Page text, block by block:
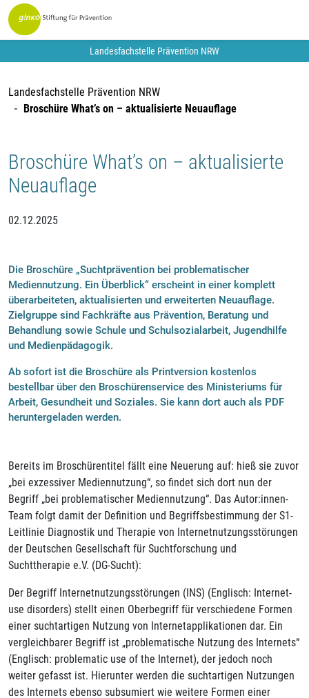
Landesfachstelle Prävention NRW
Landesfachstelle Prävention NRW
Broschüre What’s on – aktualisierte Neuauflage
Broschüre What’s on – aktualisierte
Neuauflage
02.12.2025
Die Broschüre „Suchtprävention bei problematischer
Mediennutzung. Ein Überblick“ erscheint in einer komplett
überarbeiteten, aktualisierten und erweiterten Neuauflage.
Zielgruppe sind Fachkräfte aus Prävention, Beratung und
Behandlung sowie Schule und Schulsozialarbeit, Jugendhilfe
und Medienpädagogik.
Ab sofort ist die Broschüre als Printversion kostenlos
bestellbar über den Broschürenservice des Ministeriums für
Arbeit, Gesundheit und Soziales. Sie kann dort auch als PDF
heruntergeladen werden.
Bereits im Broschürentitel fällt eine Neuerung auf: hieß sie zuvor
„bei exzessiver Mediennutzung“, so findet sich dort nun der
Begriff „bei problematischer Mediennutzung“. Das Autor:innen-
Team folgt damit der Definition und Begriffsbestimmung der S1-
Leitlinie Diagnostik und Therapie von Internetnutzungsstörungen
der Deutschen Gesellschaft für Suchtforschung und
Suchttherapie e.V. (DG-Sucht):
Der Begriff Internetnutzungsstörungen (INS) (Englisch: Internet-
use disorders) stellt einen Oberbegriff für verschiedene Formen
einer suchtartigen Nutzung von Internetapplikationen dar. Ein
vergleichbarer Begriff ist „problematische Nutzung des Internets“
(Englisch: problematic use of the Internet), der jedoch noch
weiter gefasst ist. Hierunter werden die suchtartigen Nutzungen
des Internets ebenso subsumiert wie weitere Formen einer